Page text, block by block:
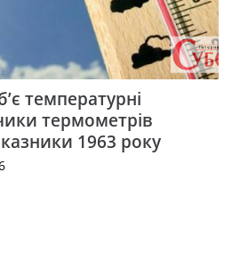
температурні
термометрів
1963 року